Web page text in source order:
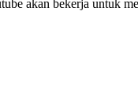
akan bekerja untuk